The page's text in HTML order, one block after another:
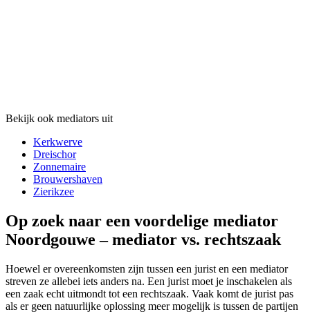
Bekijk ook mediators uit
Kerkwerve
Dreischor
Zonnemaire
Brouwershaven
Zierikzee
Op zoek naar een voordelige mediator
Noordgouwe – mediator vs. rechtszaak
Hoewel er overeenkomsten zijn tussen een jurist en een mediator
streven ze allebei iets anders na. Een jurist moet je inschakelen als
een zaak echt uitmondt tot een rechtszaak. Vaak komt de jurist pas
als er geen natuurlijke oplossing meer mogelijk is tussen de partijen